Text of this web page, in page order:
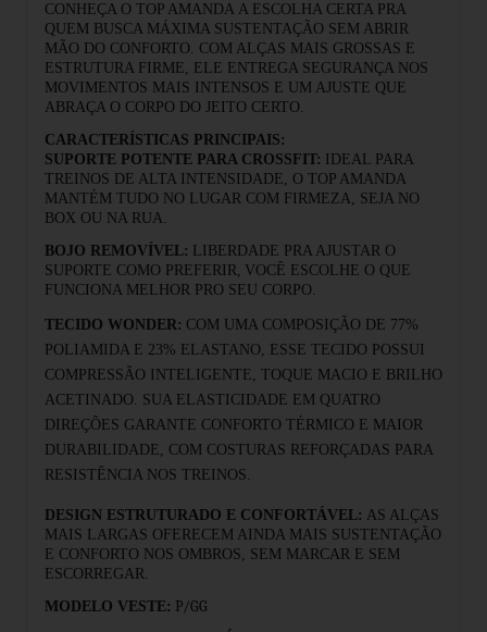
CONHEÇA O TOP AMANDA A ESCOLHA CERTA PRA
QUEM BUSCA M ÁXIMA SUSTENTAÇÃO SEM ABRIR
M ÃO DO CONFORTO. COM ALÇAS MAIS GROSSAS E
ESTRUTURA FIRME, ELE ENTREGA SEGURANÇA NOS
MOVIMENTOS MAIS INTENSOS E UM AJUSTE QUE
ABRAÇA O CORPO DO JEITO CERTO.
CARACTERÍSTICAS PRINCIPAIS:
SUPORTE POTENTE PARA CROSSFIT:
IDEAL PARA
TREINOS DE ALTA INTENSIDADE, O TOP AMANDA
MANTÉM TUDO NO LUGAR COM FIRMEZA, SEJA NO
BOX OU NA RUA.
BOJO REMOVÍVEL: LIBERDADE PRA AJUSTAR O
SUPORTE COMO PREFERIR, VOC Ê ESCOLHE O QUE
FUNCIONA MELHOR PRO SEU CORPO.
TECIDO WONDER: COM UMA COMPOSI ÇÃO DE 77%
POLIAMIDA E 23% ELASTANO, ESSE TECIDO POSSUI
COMPRESSÃO INTELIGENTE, TOQUE MACIO E BRILHO
ACETINADO. SUA ELASTICIDADE EM QUATRO
DIREÇÕES GARANTE CONFORTO TÉRMICO E MAIOR
DURABILIDADE, COM COSTURAS REFORÇADAS PARA
RESISTÊNCIA NOS TREINOS.
DESIGN ESTRUTURADO E CONFORTÁVEL: AS ALÇAS
MAIS LARGAS OFERECEM AINDA MAIS SUSTENTAÇÃO
E CONFORTO NOS OMBROS, SEM MARCAR E SEM
ESCORREGAR.
MODELO VESTE: P/GG